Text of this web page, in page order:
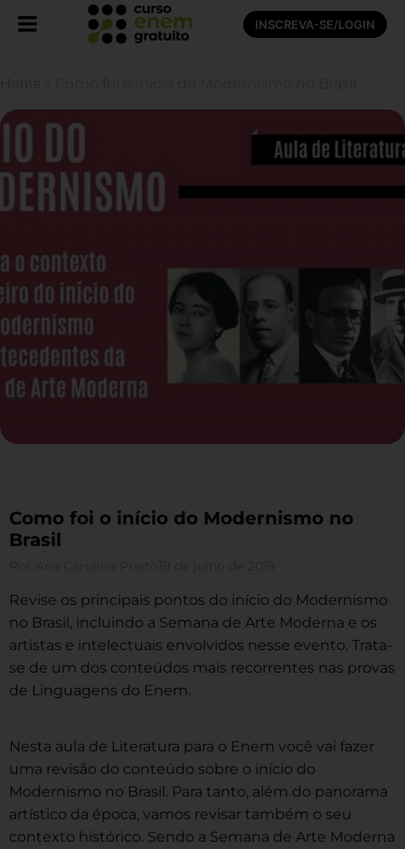
INSCREVA-SE/LOGIN
Como foi o início do Modernismo no
Brasil
Revise os principais pontos do início do Modernismo
no Brasil, incluindo a Semana de Arte Moderna e os
artistas e intelectuais envolvidos nesse evento. Trata-
se de um dos conteúdos mais recorrentes nas provas
de Linguagens do Enem.
Nesta aula de Literatura para o Enem você vai fazer
uma revisão do conteúdo sobre o início do
Modernismo no Brasil. Para tanto, além do panorama
artístico da época, vamos revisar também o seu
contexto histórico. Sendo a Semana de Arte Moderna